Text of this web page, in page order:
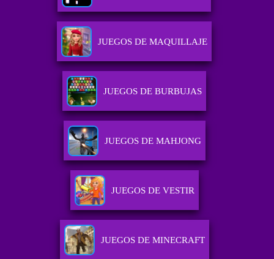
JUEGOS DE MAQUILLAJE
JUEGOS DE BURBUJAS
JUEGOS DE MAHJONG
JUEGOS DE VESTIR
JUEGOS DE MINECRAFT